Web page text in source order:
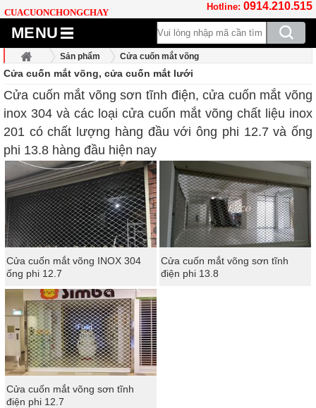
CUACUONCHONGCHAY
Hotline: 0914.210.515
MENU
Sản phẩm Cửa cuốn mắt võng
Cửa cuốn mắt võng, cửa cuốn mắt lưới
Cửa cuốn mắt võng sơn tĩnh điện, cửa cuốn mắt võng
inox 304 và các loại cửa cuốn mắt võng chất liệu inox
201 có chất lượng hàng đầu với ông phi 12.7 và ống
phi 13.8 hàng đầu hiện nay
Cửa cuốn mắt võng INOX 304
ống phi 12.7
Cửa cuốn mắt võng sơn tĩnh
điện phi 13.8
Cửa cuốn mắt võng sơn tĩnh
điện phi 12.7